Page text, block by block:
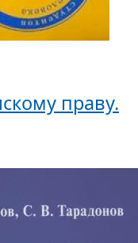
праву.